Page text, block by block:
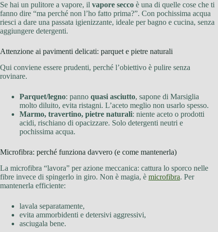
Se hai un pulitore a vapore, il vapore secco è una di quelle cose che ti
fanno dire “ma perché non l’ho fatto prima?”. Con pochissima acqua
riesci a dare una passata igienizzante, ideale per bagno e cucina, senza
aggiungere detergenti.
Attenzione ai pavimenti delicati: parquet e pietre naturali
Qui conviene essere prudenti, perché l’obiettivo è pulire senza
rovinare.
Parquet/legno: panno quasi asciutto, sapone di Marsiglia
molto diluito, evita ristagni. L’aceto meglio non usarlo spesso.
Marmo, travertino, pietre naturali: niente aceto o prodotti
acidi, rischiano di opacizzare. Solo detergenti neutri e
pochissima acqua.
Microfibra: perché funziona davvero (e come mantenerla)
La microfibra “lavora” per azione meccanica: cattura lo sporco nelle
fibre invece di spingerlo in giro. Non è magia, è microfibra. Per
mantenerla efficiente:
lavala separatamente,
evita ammorbidenti e detersivi aggressivi,
asciugala bene.